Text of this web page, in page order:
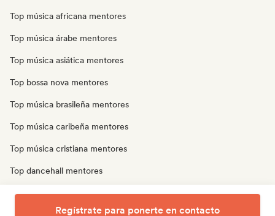
Top música africana mentores
Top música árabe mentores
Top música asiática mentores
Top bossa nova mentores
Top música brasileña mentores
Top música caribeña mentores
Top música cristiana mentores
Top dancehall mentores
Top música oriental mentores
Regístrate para ponerte en contacto